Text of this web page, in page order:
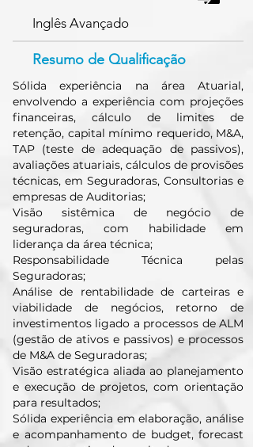
Inglês Avançado
Resumo de Qualificação
Sólida experiência na área Atuarial,
envolvendo a experiência com projeções
financeiras, cálculo de limites de
retenção, capital mínimo requerido, M&A,
TAP (teste de adequação de passivos),
avaliações atuariais, cálculos de provisões
técnicas, em Seguradoras, Consultorias e
empresas de Auditorias;
Visão sistêmica de negócio de
seguradoras, com habilidade em
liderança da área técnica;
Responsabilidade Técnica pelas
Seguradoras;
Análise de rentabilidade de carteiras e
viabilidade de negócios, retorno de
investimentos ligado a processos de ALM
(gestão de ativos e passivos) e processos
de M&A de Seguradoras;
Visão estratégica aliada ao planejamento
e execução de projetos, com orientação
para resultados;
Sólida experiência em elaboração, análise
e acompanhamento de budget, forecast